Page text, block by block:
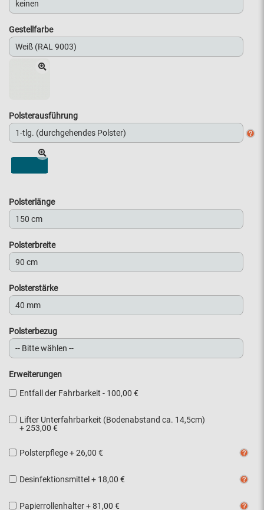
Gestellfarbe
Polsterausführung
Polsterlänge
Polsterbreite
Polsterstärke
Polsterbezug
Erweiterungen
Entfall der Fahrbarkeit - 100,00 €
Lifter Unterfahrbarkeit (Bodenabstand ca. 14,5cm)
+253,00 €
Polsterpflege+26,00 €
Desinfektionsmittel + 18,00 €
Papierrollenhalter+81,00 €